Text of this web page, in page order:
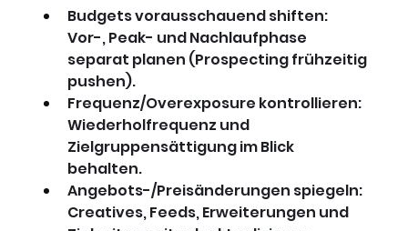
Budgets vorausschauend shiften:
Vor-, Peak- und Nachlaufphase
separat planen (Prospecting frühzeitig
pushen).
Frequenz/Overexposure kontrollieren:
Wiederholfrequenz und
Zielgruppensättigung im Blick
behalten.
Angebots-/Preisänderungen spiegeln:
Creatives, Feeds, Erweiterungen und